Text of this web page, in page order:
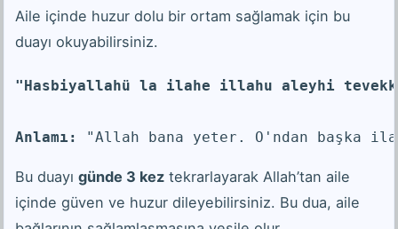
Aile içinde huzur dolu bir ortam sağlamak için bu
duayı okuyabilirsiniz.
"Hasbiyallahü la ilahe illahu aleyhi
Anlamı: "Allah bana yeter. O'ndan başka
Bu duayı günde 3 kez tekrarlayarak Allah’tan aile
içinde güven ve huzur dileyebilirsiniz. Bu dua, aile